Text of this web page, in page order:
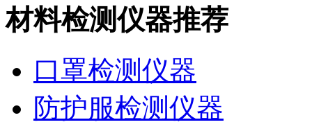
材料检测仪器推荐
口罩检测仪器
防护服检测仪器